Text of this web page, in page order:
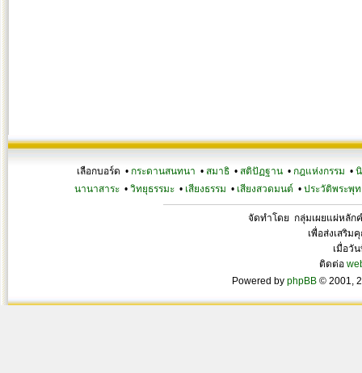
เลือกบอร์ด • กระดานสนทนา • สมาธิ • สติปัฏฐาน • กฎแห่งกรรม •
นานาสาระ• วิทยุธรรมะ• เสียงธรรม • เสียงสวดมนต์ • ประวัติพระพุท
จัดทำโดย กลุ่มเผยแผ่หลัก
เพื่อส่งเสริม
เมื่อวั
ติดต่อ
Powered by phpBB © 2001,